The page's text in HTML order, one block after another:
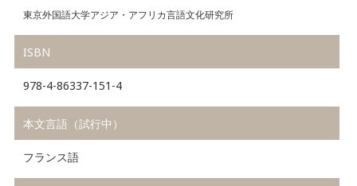
東京外国語大学アジア・アフリカ言語文化研究所
ISBN
978-4-86337-151-4
本文言語（試行中）
フランス語